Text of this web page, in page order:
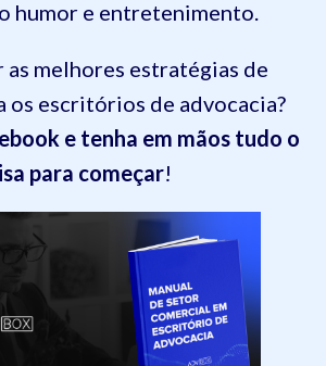
humor e entretenimento.
as melhores estratégias de
os escritórios de advocacia?
e tenha em mãos tudo o
para começar!